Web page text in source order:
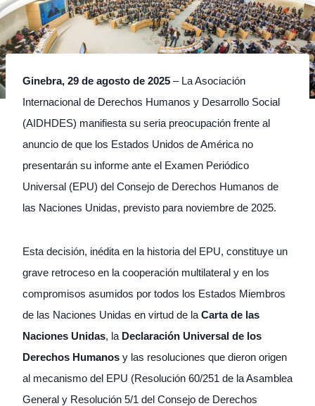
Ginebra, 29 de agosto de 2025 – La Asociación
Internacional de Derechos Humanos y Desarrollo Social
(AIDHDES) manifiesta su seria preocupación frente al
anuncio de que los Estados Unidos de América no
presentarán su informe ante el Examen Periódico
Universal (EPU) del Consejo de Derechos Humanos de
las Naciones Unidas, previsto para noviembre de 2025.
Esta decisión, inédita en la historia del EPU, constituye un
grave retroceso en la cooperación multilateral y en los
compromisos asumidos por todos los Estados Miembros
de las Naciones Unidas en virtud de la Carta de las
Naciones Unidas, la Declaración Universal de los
Derechos Humanos y las resoluciones que dieron origen
al mecanismo del EPU (Resolución 60/251 de la Asamblea
General y Resolución 5/1 del Consejo de Derechos